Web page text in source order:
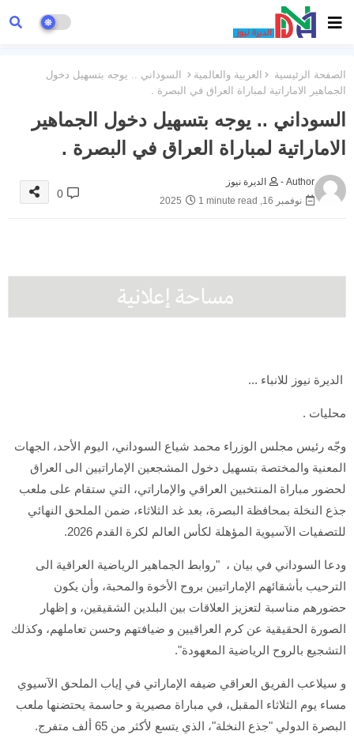
الصفحة الرئيسية العربية والعالمية
السوداني .. يوجه بتسهيل دخول
الجماهير الاماراتية لمباراة العراق في البصرة .
السوداني .. يوجه بتسهيل دخول الجماهير
الاماراتية لمباراة العراق في البصرة .
Author -
الديرة نيوز
نوفمبر 16, 2025
1 minute read
0
الديرة نيوز للانباء ...
محليات .
وجّه رئيس مجلس الوزراء محمد شياع السوداني، اليوم الأحد، الجهات
المعنية والمختصة بتسهيل دخول المشجعين الإماراتيين الى العراق
لحضور مباراة المنتخبين العراقي والإماراتي، التي ستقام على ملعب
جذع النخلة بمحافظة البصرة، بعد غد الثلاثاء، ضمن الملحق النهائي
للتصفيات الآسيوية المؤهلة لكأس العالم لكرة القدم 2026.
ودعا السوداني في بيان ، "روابط الجماهير الرياضية العراقية الى
الترحيب بأشقائهم الإماراتيين بروح الأخوة والمحبة، وأن يكون
حضورهم مناسبة لتعزيز العلاقات بين البلدين الشقيقين، و إظهار
الصورة الحقيقية عن كرم العراقيين و ضيافتهم وحسن تعاملهم، وكذلك
التشجيع بالروح الرياضية المعهودة".
و سيلاعب الفريق العراقي ضيفه الإماراتي في إياب الملحق الآسيوي
مساء يوم الثلاثاء المقبل، في مباراة مصيرية و حاسمة يحتضنها ملعب
البصرة الدولي "جذع النخلة"، الذي يتسع لأكثر من 65 ألف متفرج.